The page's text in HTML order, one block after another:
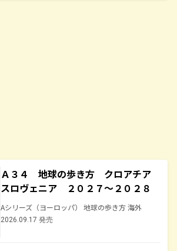
Ａ３４ 地球の歩き方 クロアチア
スロヴェニア ２０２７～２０２８
Aシリーズ（ヨーロッパ） 地球の歩き方 海外
2026.09.17 発売